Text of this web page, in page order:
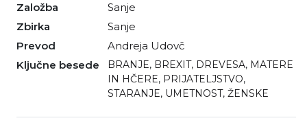
Založba
Sanje
Zbirka
Sanje
Prevod
Andreja Udovč
Ključne besede
BRANJE, BREXIT, DREVESA, MATERE
IN HČERE, PRIJATELJSTVO,
STARANJE, UMETNOST, ŽENSKE